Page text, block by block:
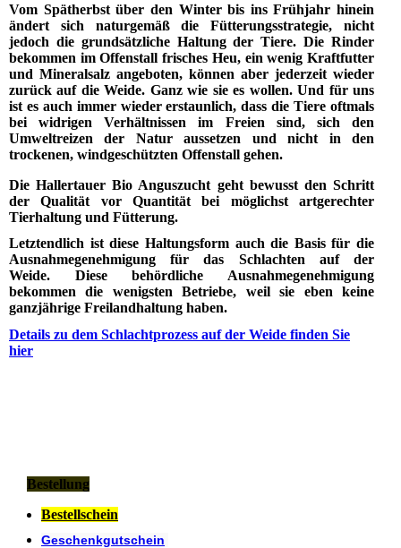
Vom Spätherbst über den Winter bis ins Frühjahr hinein
ändert sich naturgemäß die Fütterungsstrategie, nicht
jedoch die grundsätzliche Haltung der Tiere. Die Rinder
bekommen im Offenstall frisches Heu, ein wenig Kraftfutter
und Mineralsalz angeboten, können aber jederzeit wieder
zurück auf die Weide. Ganz wie sie es wollen. Und für uns
ist es auch immer wieder erstaunlich, dass die Tiere oftmals
bei widrigen Verhältnissen im Freien sind, sich den
Umweltreizen der Natur aussetzen und nicht in den
trockenen, windgeschützten Offenstall gehen.
Die Hallertauer Bio Anguszucht geht bewusst den Schritt
der Qualität vor Quantität bei möglichst artgerechter
Tierhaltung und Fütterung.
Letztendlich ist diese Haltungsform auch die Basis für die
Ausnahmegenehmigung für das Schlachten auf der
Weide. Diese behördliche Ausnahmegenehmigung
bekommen die wenigsten Betriebe, weil sie eben keine
ganzjährige Freilandhaltung haben.
Details zu dem Schlachtprozess auf der Weide finden Sie
hier
Bestellung
Bestellschein
Geschenkgutschein